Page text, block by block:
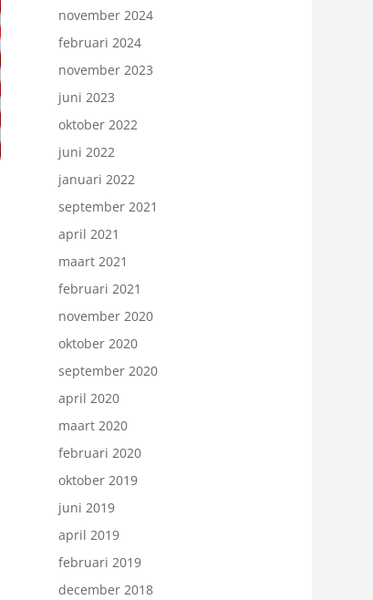
november 2024
februari 2024
november 2023
juni 2023
oktober 2022
juni 2022
januari 2022
september 2021
april 2021
maart 2021
februari 2021
november 2020
oktober 2020
september 2020
april 2020
maart 2020
februari 2020
oktober 2019
juni 2019
april 2019
februari 2019
december 2018